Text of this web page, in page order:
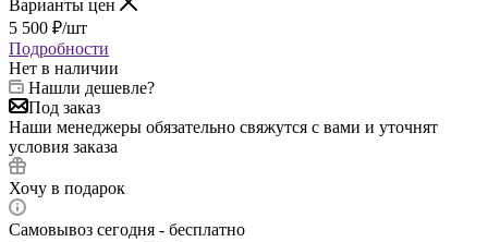
Варианты цен
5 500 ₽/шт
Подробности
Нет в наличии
Нашли дешевле?
Под заказ
Наши менеджеры обязательно свяжутся с вами и уточнят
условия заказа
Хочу в подарок
Самовывоз сегодня - бесплатно